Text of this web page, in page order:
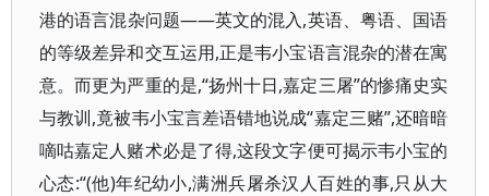
港的语言混杂问题——英文的混入,英语、粤语、国语
的等级差异和交互运用,正是韦小宝语言混杂的潜在寓
意。而更为严重的是,“扬州十日,嘉定三屠”的惨痛史实
与教训,竟被韦小宝言差语错地说成“嘉定三赌”,还暗暗
嘀咕嘉定人赌术必是了得,这段文字便可揭示韦小宝的
心态:“(他)年纪幼小,满洲兵屠杀汉人百姓的事,只从大